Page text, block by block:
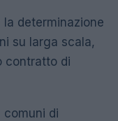
determinazione
su larga scala,
contratto di
comuni di